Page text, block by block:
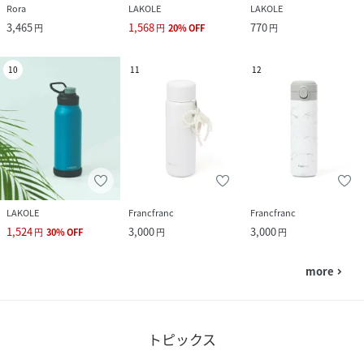
Rora
3,465円
LAKOLE
1,568円 20%OFF
LAKOLE
770円
10
LAKOLE
1,524円 30%OFF
11
Francfranc
3,000円
12
Francfranc
3,000円
more navigate_next
トピックス